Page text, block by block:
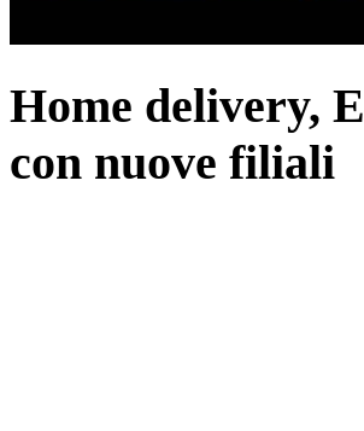
Home delivery,
con nuove filiali